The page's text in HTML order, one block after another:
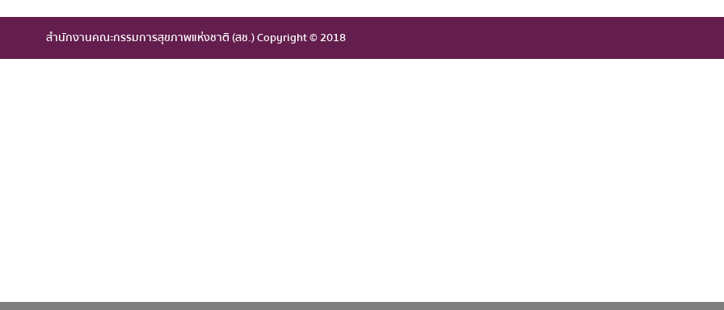
สำนักงานคณะกรรมการสุขภาพแห่งชาติ (สช.) Copyright © 2018